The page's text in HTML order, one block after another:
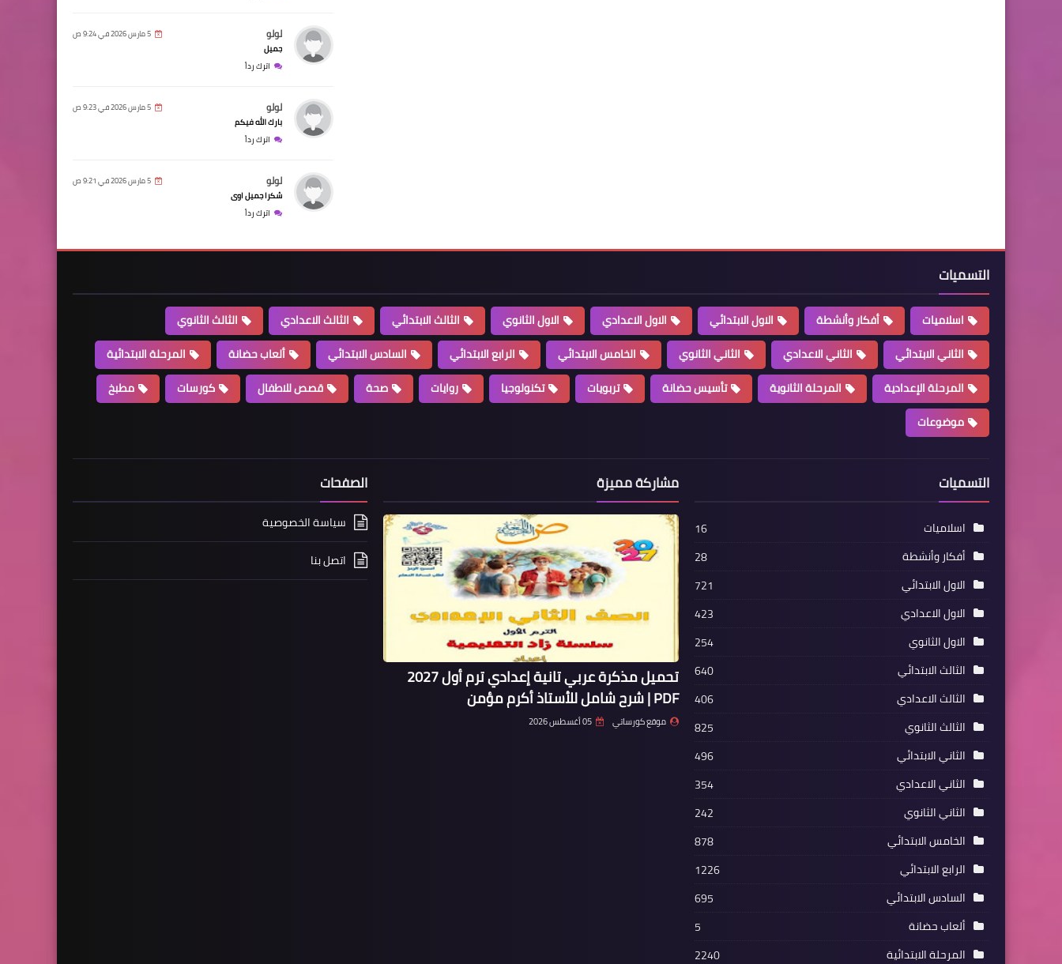
لولو 5 مارس 2026 في 9:24 ص
جميل
اترك رداً
لولو 5 مارس 2026 في 9:23 ص
بارك الله فيكم
اترك رداً
لولو 5 مارس 2026 في 9:21 ص
شكرا جميل اوى
اترك رداً
التسميات
اسلاميات أفكار وأنشطة الاول الابتدائي الاول الاعدادي الاول الثانوي الثالث الابتدائي الثالث الاعدادي
الثالث الثانوي
الثاني الابتدائي
الثاني الاعدادي الثاني الثانوي الخامس الابتدائي الرابع الابتدائي السادس الابتدائي ألعاب حضانة
المرحلة الابتدائية
المرحلة الإعدادية
المرحلة الثانوية تأسيس حضانة تربويات تكنولوجيا روايات صحة قصص للاطفال كورسات
مطبخ
موضوعات
التسميات
اسلاميات
16
أفكار وأنشطة
28
الاول الابتدائي
721
الاول الاعدادي
423
الاول الثانوي
254
الثالث الابتدائي
640
الثالث الاعدادي
406
الثالث الثانوي
825
الثاني الابتدائي
496
الثاني الاعدادي
354
الثاني الثانوي
242
الخامس الابتدائي
878
الرابع الابتدائي
1226
السادس الابتدائي
695
ألعاب حضانة
5
المرحلة الابتدائية
2240
مشاركة مميزة
تحميل مذكرة عربي تانية إعدادي ترم أول 2027
PDF | شرح شامل للأستاذ أكرم مؤمن
موقع كورساتي 05 أغسطس 2026
الصفحات
سياسة الخصوصية
اتصل بنا